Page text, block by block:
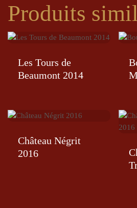
Produits
Les Tours de
Beaumont 2014
Château Négrit
2016